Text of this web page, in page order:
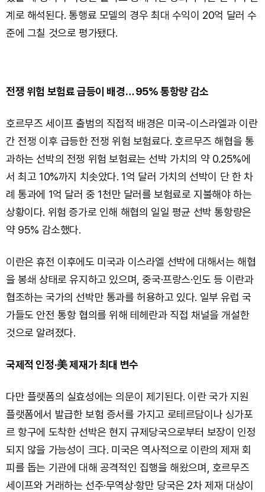
계로 해석된다. 통행료 모델의 경우 최대 수익이 20억 달러 수
준에 그칠 것으로 평가됐다.
전쟁 위험 보험료 급등이 배경… 95% 통항량 감소
호르무즈 세이프 출범의 직접적 배경은 미국-이스라엘과 이란
간 전쟁 이후 급등한 전쟁 위험 보험료다. 호르무즈 해협을 통
과하는 선박의 전쟁 위험 보험료는 선박 가치의 약 0.25%에
서 최고 10%까지 치솟았다. 1억 달러 가치의 선박이 단 한 차
례 통과에 1억 달러 중 1천만 달러를 보험료로 지불해야 하는
상황이다. 위험 증가로 인해 해협의 일일 평균 선박 통항량은
약 95% 감소했다.
이란은 휴전 이후에도 미국과 이스라엘 선박에 대해서는 해협
을 봉쇄 상태로 유지하고 있으며, 중국·프랑스·인도 등 이란과
협조하는 국가의 선박만 통과를 허용하고 있다. 일부 유럽 국
가들도 안전 통항 협의를 위해 테헤란과 직접 채널을 개설한
것으로 알려졌다.
국제적 인정·美 제재가 최대 변수
다만 플랫폼의 실효성에는 의문이 제기된다. 이란 국가 지원
플랫폼에서 발급한 보험 증서를 가지고 로테르담이나 싱가포
르 항구에 도착한 선박은 현지 규제당국으로부터 보장이 인정
되지 않을 가능성이 크다. 미국은 역사적으로 이란의 제재 회
피를 돕는 기관에 대해 공격적인 집행을 해왔으며, 호르무즈
세이프와 거래하는 선주·무역상·항만 당국은 2차 제재 대상이